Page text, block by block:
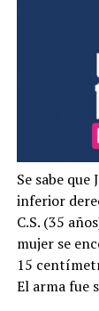
Se sabe
inferior
C.S. (35
mujer se
15
El arma fue